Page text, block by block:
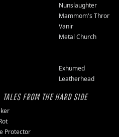
Nunslaughter
Mammom's Throne
Vanir
Metal Church
Exhumed
Leatherhead
TALES FROM THE HARD SIDE
Protector